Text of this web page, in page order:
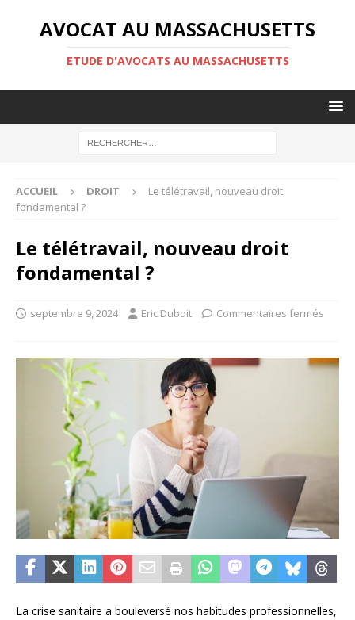
AVOCAT AU MASSACHUSETTS
ETUDE D'AVOCATS AU MASSACHUSETTS
ACCUEIL DROIT
Le télétravail, nouveau droit
fondamental ?
Le télétravail, nouveau droit
fondamental ?
septembre 9, 2024 Eric Duboit Commentaires fermés
La crise sanitaire a bouleversé nos habitudes professionnelles,